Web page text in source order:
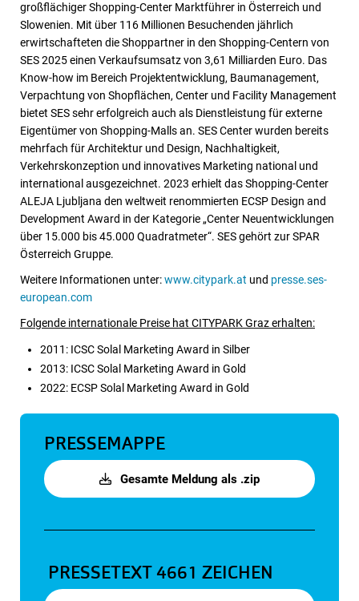
großflächiger Shopping-Center Marktführer in Österreich und
Slowenien. Mit über 116 Millionen Besuchenden jährlich
erwirtschafteten die Shoppartner in den Shopping-Centern von
SES 2025 einen Verkaufsumsatz von 3,61 Milliarden Euro. Das
Know-how im Bereich Projektentwicklung, Baumanagement,
Verpachtung von Shopflächen, Center und Facility Management
bietet SES sehr erfolgreich auch als Dienstleistung für externe
Eigentümer von Shopping-Malls an. SES Center wurden bereits
mehrfach für Architektur und Design, Nachhaltigkeit,
Verkehrskonzeption und innovatives Marketing national und
international ausgezeichnet. 2023 erhielt das Shopping-Center
ALEJA Ljubljana den weltweit renommierten ECSP Design and
Development Award in der Kategorie „Center Neuentwicklungen
über 15.000 bis 45.000 Quadratmeter“. SES gehört zur SPAR
Österreich Gruppe.
Weitere Informationen unter:www.citypark.at und presse.ses-
european.com
Folgende internationale Preise hat CITYPARK Graz erhalten:
2011: ICSC Solal Marketing Award in Silber
2013: ICSC Solal Marketing Award in Gold
2022: ECSP Solal Marketing Award in Gold
PRESSEMAPPE
Gesamte Meldung als .zip
PRESSETEXT4661 ZEICHEN